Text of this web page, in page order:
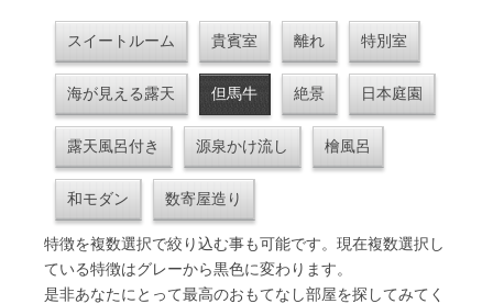
スイートルーム 貴賓室 離れ 特別室
海が見える露天 但馬牛 絶景 日本庭園
露天風呂付き 源泉かけ流し 檜風呂
和モダン 数寄屋造り
特徴を複数選択で絞り込む事も可能です。現在複数選択し
ている特徴はグレーから黒色に変わります。
是非あなたにとって最高のおもてなし部屋を探してみてく